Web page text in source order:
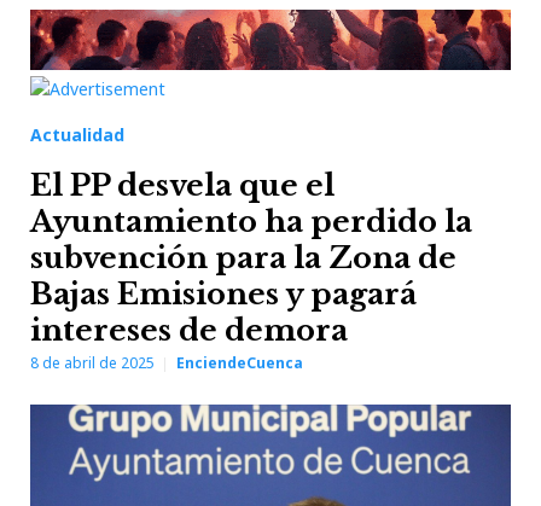
Actualidad
El PP desvela que el
Ayuntamiento ha perdido la
subvención para la Zona de
Bajas Emisiones y pagará
intereses de demora
8 de abril de 2025 EnciendeCuenca